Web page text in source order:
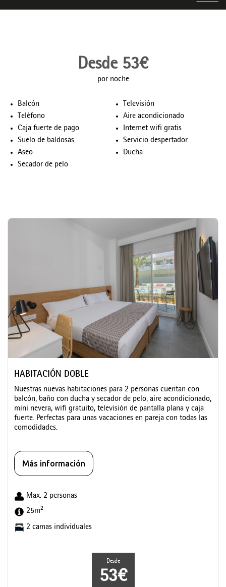
Desde 53€
por noche
Balcón
Televisión
Teléfono
Aire acondicionado
Caja fuerte de pago
Internet wifi gratis
Suelo de baldosas
Servicio despertador
Aseo
Ducha
Secador de pelo
HABITACIÓN DOBLE
Nuestras nuevas habitaciones para 2 personas cuentan con
balcón, baño con ducha y secador de pelo, aire acondicionado,
mini nevera, wifi gratuito, televisión de pantalla plana y caja
fuerte. Perfectas para unas vacaciones en pareja con todas las
comodidades.
Más información
Max. 2 personas
25m2
2 camas individuales
Desde
53€